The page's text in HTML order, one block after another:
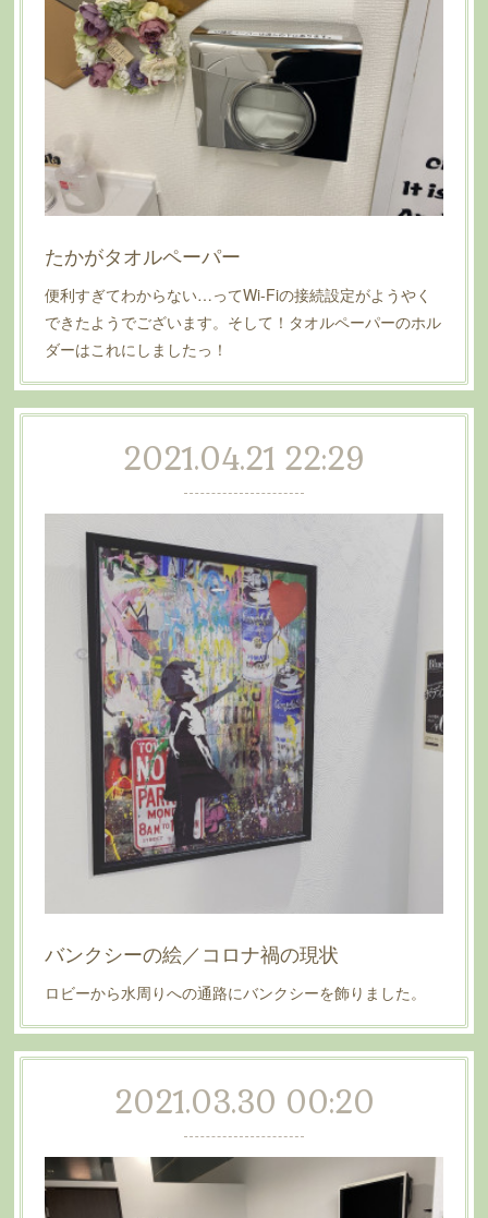
たかがタオルペーパー
便利すぎてわからない…ってWi-Fiの接続設定がようやく
できたようでございます。そして！タオルペーパーのホル
ダーはこれにしましたっ！
2021.04.21 22:29
バンクシーの絵／コロナ禍の現状
ロビーから水周りへの通路にバンクシーを飾りました。
2021.03.30 00:20